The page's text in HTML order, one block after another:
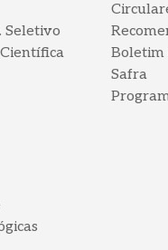
Seletivo
Boletim
Safra